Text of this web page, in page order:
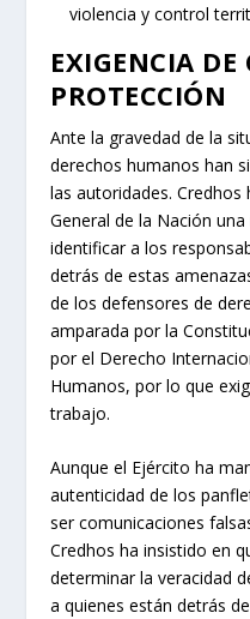
violencia y control
EXIGENCIA
PROTECCIÓN
Ante la gravedad de la
derechos humanos han
las autoridades. Credhos
General de la Nación
identificar a los
detrás de estas
de los defensores de
amparada por la
por el Derecho
Humanos, por lo que
trabajo.
Aunque el Ejército ha
autenticidad de los
ser comunicaciones
Credhos ha insistido en
determinar la veracidad
a quienes están detrás